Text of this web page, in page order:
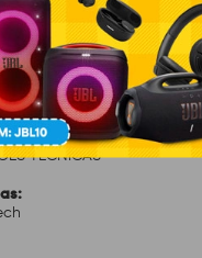
roteadores e
6 tomadas, permite
Seu
preto facilita a
para usuários que
no fornecimento de
essenciais.
TÉCNICAS